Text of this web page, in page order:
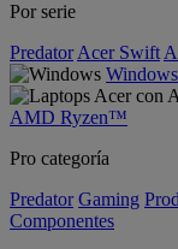
Por serie
Predator Acer Swift
Windows
AMD Ryzen™
Pro categoría
Predator Gaming
Componentes